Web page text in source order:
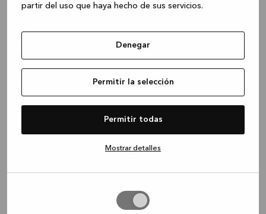
partir del uso que haya hecho de sus servicios.
Denegar
Permitir la selección
Permitir todas
Mostrar detalles
Application error: a client-side exception has occurred
loadingwww.kvik.es (see the browser console for more